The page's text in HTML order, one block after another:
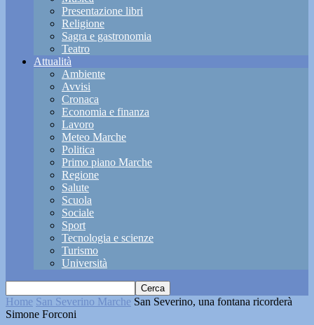
Presentazione libri
Religione
Sagra e gastronomia
Teatro
Attualità
Ambiente
Avvisi
Cronaca
Economia e finanza
Lavoro
Meteo Marche
Politica
Primo piano Marche
Regione
Salute
Scuola
Sociale
Sport
Tecnologia e scienze
Turismo
Università
Home San Severino Marche San Severino, una fontana ricorderà
Simone Forconi